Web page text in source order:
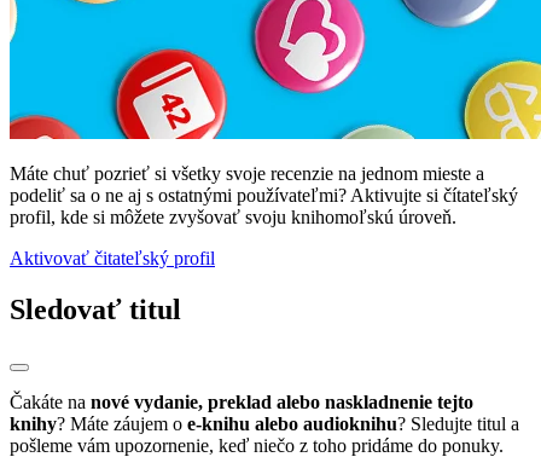
Máte chuť pozrieť si všetky svoje recenzie na jednom mieste a
podeliť sa o ne aj s ostatnými používateľmi? Aktivujte si čítateľský
profil, kde si môžete zvyšovať svoju knihomoľskú úroveň.
Aktivovať čitateľský profil
Sledovať titul
Čakáte na nové vydanie, preklad alebo naskladnenie tejto
knihy? Máte záujem o e-knihu alebo audioknihu? Sledujte titul a
pošleme vám upozornenie, keď niečo z toho pridáme do ponuky.